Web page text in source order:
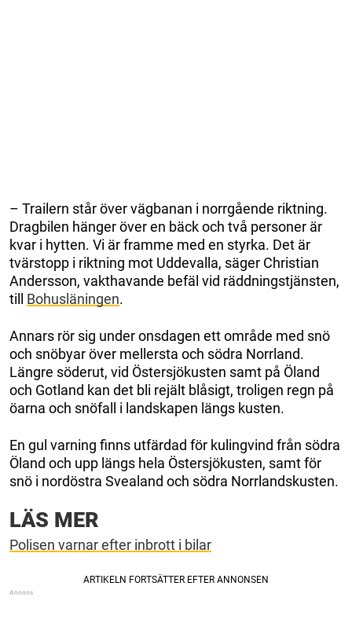
– Trailern står över vägbanan i norrgående riktning.
Dragbilen hänger över en bäck och två personer är
kvar i hytten. Vi är framme med en styrka. Det är
tvärstopp i riktning mot Uddevalla, säger Christian
Andersson, vakthavande befäl vid räddningstjänsten,
till Bohusläningen.
Annars rör sig under onsdagen ett område med snö
och snöbyar över mellersta och södra Norrland.
Längre söderut, vid Östersjökusten samt på Öland
och Gotland kan det bli rejält blåsigt, troligen regn på
öarna och snöfall i landskapen längs kusten.
En gul varning finns utfärdad för kulingvind från södra
Öland och upp längs hela Östersjökusten, samt för
snö i nordöstra Svealand och södra Norrlandskusten.
LÄS MER
Polisen varnar efter inbrott i bilar